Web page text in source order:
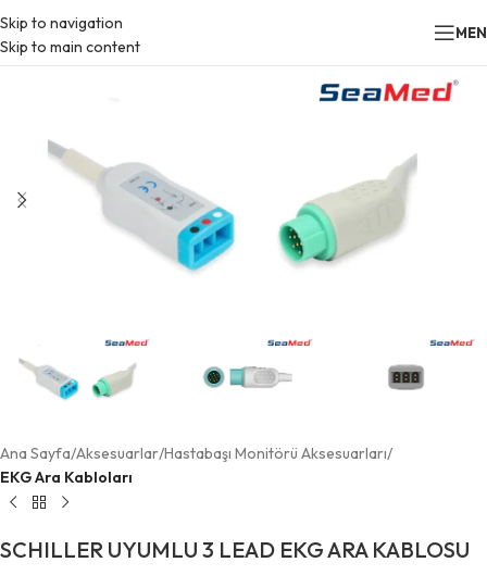
Skip to navigation
Skip to main content
Ana Sayfa Aksesuarlar Hastabaşı Monitörü Aksesuarları
EKG Ara Kabloları
SCHILLER UYUMLU 3 LEAD EKG ARA KABLOSU